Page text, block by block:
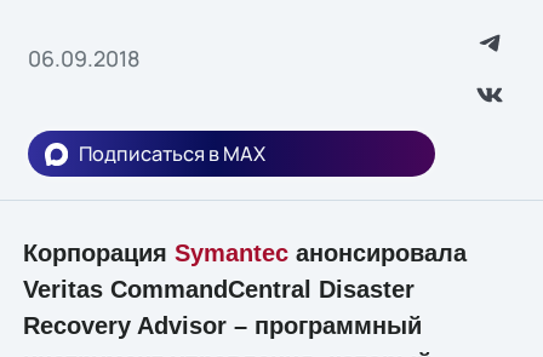
06.09.2018
Подписаться в MAX
Корпорация Symantecанонсировала
Veritas CommandCentral Disaster
Recovery Advisor – программный